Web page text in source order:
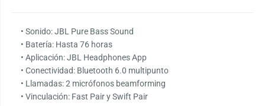
• Sonido: JBL Pure Bass Sound
• Batería: Hasta 76 horas
• Aplicación: JBL Headphones App
• Conectividad: Bluetooth 6.0 multipunto
• Llamadas: 2 micrófonos beamforming
• Vinculación: Fast Pair y Swift Pair